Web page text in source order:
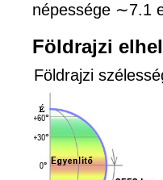
népessége ∼7.1
Földrajzi
Földrajzi